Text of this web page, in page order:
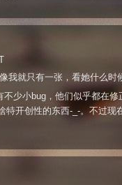
我就只有一张，看她什么时
少小bug，他们似乎都在
特开创性的东西-_-。不过现